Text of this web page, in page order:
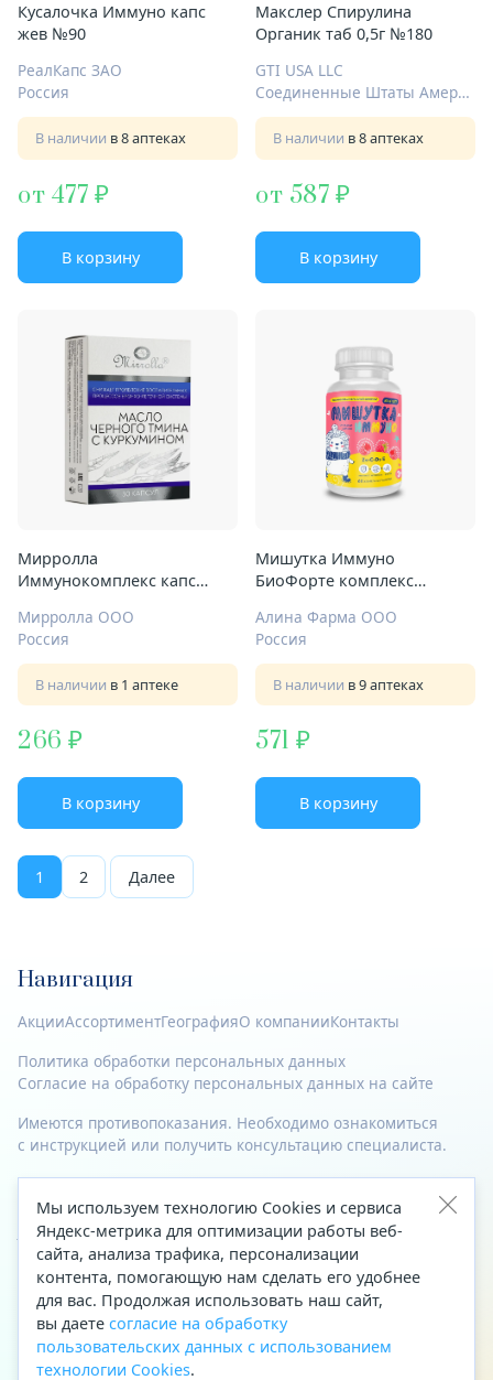
Кусалочка Иммуно капс
жев №90
РеалКапс ЗАО
Россия
В наличии в 8 аптеках
от 477
В корзину
Макслер Спирулина
Органик таб 0,5г №180
GTI USA LLC
Соединенные Штаты Америки
В наличии в 8 аптеках
от 587
В корзину
Мирролла
Иммунокомплекс капс
тмина куркумин
Мирролла ООО
Россия
В наличии в 1 аптеке
266
В корзину
Мишутка Иммуно
БиоФорте комплекс
№60 малина
Алина Фарма ООО
Россия
В наличии в 9 аптеках
571
В корзину
1 2 Далее
Навигация
АкцииАссортиментГеографияО компанииКонтакты
Политика обработки персональных данных
Согласие на обработку персональных данных на сайте
Имеются противопоказания. Необходимо ознакомиться
с инструкцией или получить консультацию специалиста.
© 2023—2026 Все права защищены.
Адрес
Архангельск, ул. Папанина, д. 19 (вход в здание со стороны
автоцентра «Тойота»)
Приемная Генерального директора
Телефон
+7 (8182) 63-60-31
Мы используем технологию Cookies и сервиса
Яндекс-метрика для оптимизации работы веб-
сайта, анализа трафика, персонализации
контента, помогающую нам сделать его удобнее
для вас. Продолжая использовать наш сайт,
вы даете согласие на обработку
пользовательских данных с использованием
технологии Cookies.